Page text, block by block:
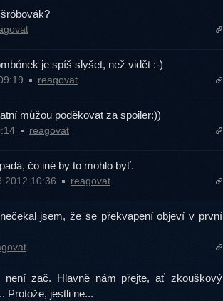
je spíš slyšet, než vidět :-)
reagovat
můžou poděkovat za spoiler:))
reagovat
čo iné by to mohlo byť.
10:36 reagovat
jsem, že se překvapení objeví v první
není zač. Hlavně nám přejte, ať zkouškový
Protože, jestli ne...